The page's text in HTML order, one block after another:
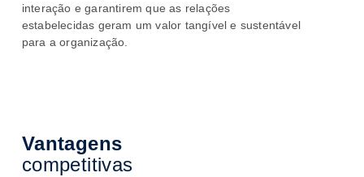
interação e garantirem que as relações
estabelecidas geram um valor tangível e sustentável
para a organização.
Vantagens
competitivas